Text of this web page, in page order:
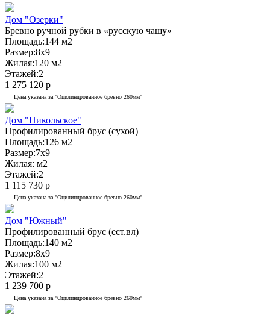
13x11
13x12
13x15
14x12
14x19
19x14
Дом "Озерки"
Бревно ручной рубки в «русскую чашу»
Площадь:144 м2
Размер:8x9
Жилая:120 м2
Этажей:2
1 275 120 р
Цена указана за "Оцилиндрованное бревно 260мм"
Дом "Никольское"
Профилированный брус (сухой)
Площадь:126 м2
Размер:7x9
Жилая: м2
Этажей:2
1 115 730 р
Цена указана за "Оцилиндрованное бревно 260мм"
Дом "Южный"
Профилированный брус (ест.вл)
Площадь:140 м2
Размер:8x9
Жилая:100 м2
Этажей:2
1 239 700 р
Цена указана за "Оцилиндрованное бревно 260мм"